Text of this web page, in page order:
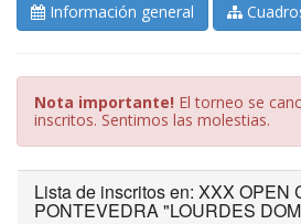
Información general
Nota importante! El torneo se
inscritos. Sentimos las molestias.
Lista de inscritos en: XXX OPEN
PONTEVEDRA "LOURDES